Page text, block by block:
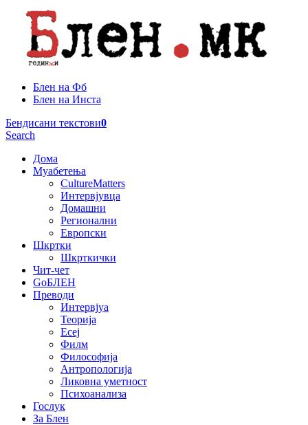
Блен на Фб
Блен на Инста
Бендисани текстови0
Search
Дома
Муабетења
CultureMatters
Интервјувца
Домашни
Регионални
Европски
Шкртки
Шкрткички
Чит-чет
GoБЛЕН
Преводи
Интервјуа
Теорија
Есеј
Филм
Философија
Антропологија
Ликовна уметност
Психоанализа
Гослук
За Блен